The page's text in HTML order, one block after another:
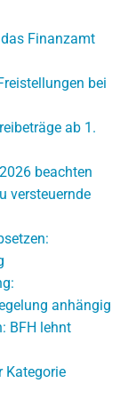
Finanzamt
bei
ab 1.
beachten
versteuernde
anhängig
BFH lehnt
Kategorie